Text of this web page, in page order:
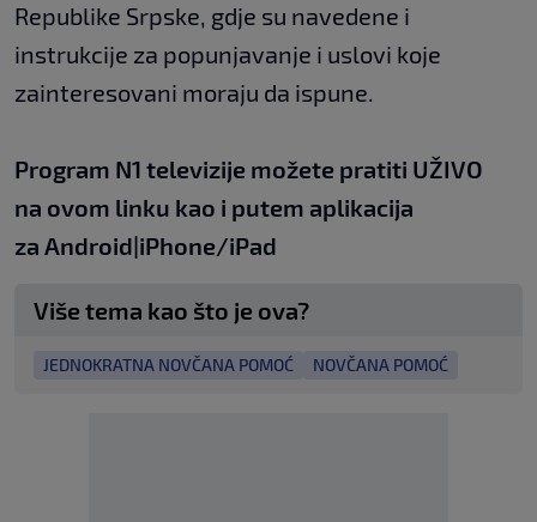
Republike Srpske, gdje su navedene i
instrukcije za popunjavanje i uslovi koje
zainteresovani moraju da ispune.
Program N1 televizije možete pratiti UŽIVO
na ovom linku kao i putem aplikacija
za Android|iPhone/iPad
Više tema kao što je ova?
JEDNOKRATNA NOVČANA POMOĆ NOVČANA POMOĆ